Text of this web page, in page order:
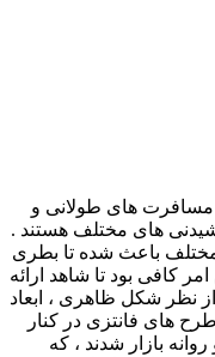
مسافرت های طولانی و
های مختلف هستند .
مختلف باعث شده تا بطری
کافی بود تا شاهد ارائه
نظر شکل ظاهری ، ابعاد
های فانتزی در کنار
بازار شدند ، که